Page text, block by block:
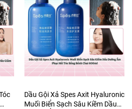
Dầu Gội Xả Spes Axit Hyaluronic
Muối Biển Sạch Sâu Kiềm Dầu